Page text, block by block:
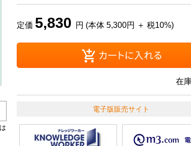
定価 5,830 円 (本体 5,300円 ＋ 税10%)
在
電子版販売サイト